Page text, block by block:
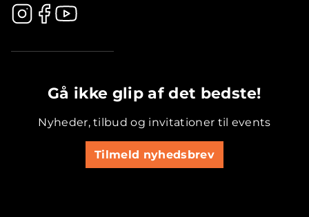
Gå ikke glip af det bedste!
Nyheder, tilbud og invitationer til events
Tilmeld nyhedsbrev